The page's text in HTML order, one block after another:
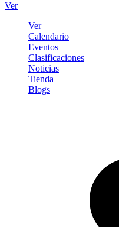
Ver
Ver
Calendario
Eventos
Clasificaciones
Noticias
Tienda
Blogs